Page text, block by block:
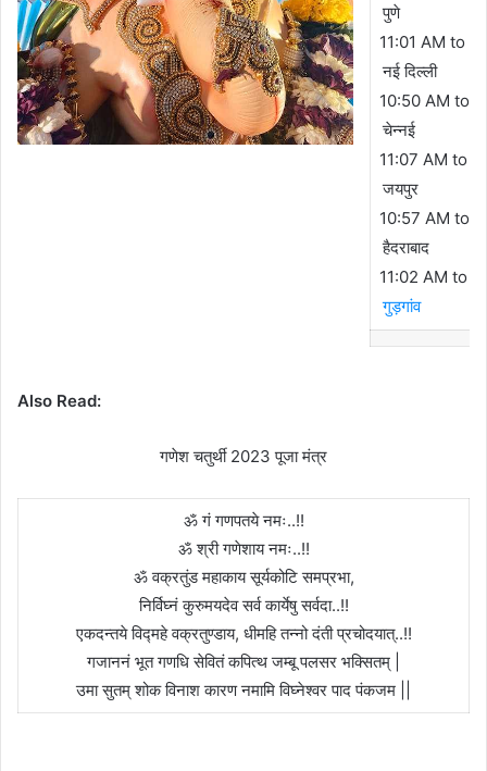
पुणे
11:01 AM to
नई दिल्ली
10:50 AM to
चेन्नई
11:07 AM to
जयपुर
10:57 AM to
हैदराबाद
11:02 AM to
गुड़गांव
Also Read:
गणेश चतुर्थी 2023 पूजा मंत्र
ॐ गं गणपतये नमः..!!
ॐ श्री गणेशाय नमः..!!
ॐ वक्रतुंड महाकाय सूर्यकोटि समप्रभा,
निर्विघ्नं कुरुमयदेव सर्व कार्येषु सर्वदा..!!
एकदन्तये विद्महे वक्रतुण्डाय, धीमहि तन्नो दंती प्रचोदयात्..!!
गजाननं भूत गणधि सेवितं कपित्थ जम्बू पलसर भक्सितम् |
उमा सुतम् शोक विनाश कारण नमामि विघ्नेश्वर पाद पंकजम ||